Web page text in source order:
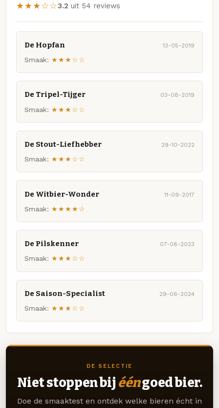
★★★☆☆3.2 uit 54 reviews
De Hopfan 13-05-2019
Smaak: ★★★☆☆
De Tripel-Tijger 03-08-2019
Smaak: ★★★☆☆
De Stout-Liefhebber 29-10-2022
Smaak: ★★★☆☆
De Witbier-Wonder 11-09-2017
Smaak: ★★★★☆
De Pilskenner 07-08-2023
Smaak: ★★★☆☆
De Saison-Specialist 29-06-2024
Smaak: ★★★☆☆
DE SELECTIE
Niet stoppen bij ééngoed bier.
Doe de smaaktest en ontdek welke bieren écht in